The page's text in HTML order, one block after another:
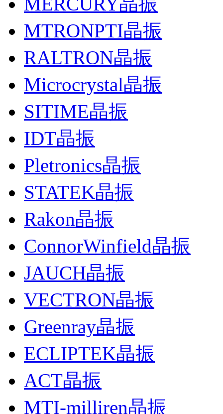
MTRONPTI晶振
RALTRON晶振
Microcrystal晶振
SITIME晶振
IDT晶振
Pletronics晶振
STATEK晶振
Rakon晶振
ConnorWinfield晶振
JAUCH晶振
VECTRON晶振
Greenray晶振
ECLIPTEK晶振
ACT晶振
MTI-milliren晶振